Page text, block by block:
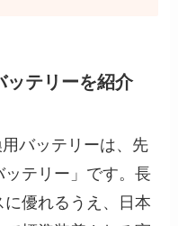
ッテリーを紹介
バッテリーは、先
テリー」です。長
優れるうえ、日本